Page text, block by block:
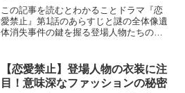
この記事を読むとわかることドラマ『恋
愛禁止』第1話のあらすじと謎の全体像遺
体消失事件の鍵を握る登場人物たちの考
人を刺した主人公・瑞帆の周囲に起きる
不可解な出来事が視聴...
【恋愛禁止】登場人物の衣装に注
目！意味深なファッションの秘密